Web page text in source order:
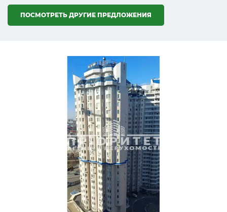
ПОСМОТРЕТЬ ДРУГИЕ ПРЕДЛОЖЕНИЯ